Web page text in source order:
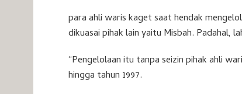
para ahli waris kaget saat hendak
dikuasai pihak lain yaitu Misbah. Padahal,
“Pengelolaan itu tanpa seizin pihak ahli
hingga tahun 1997.